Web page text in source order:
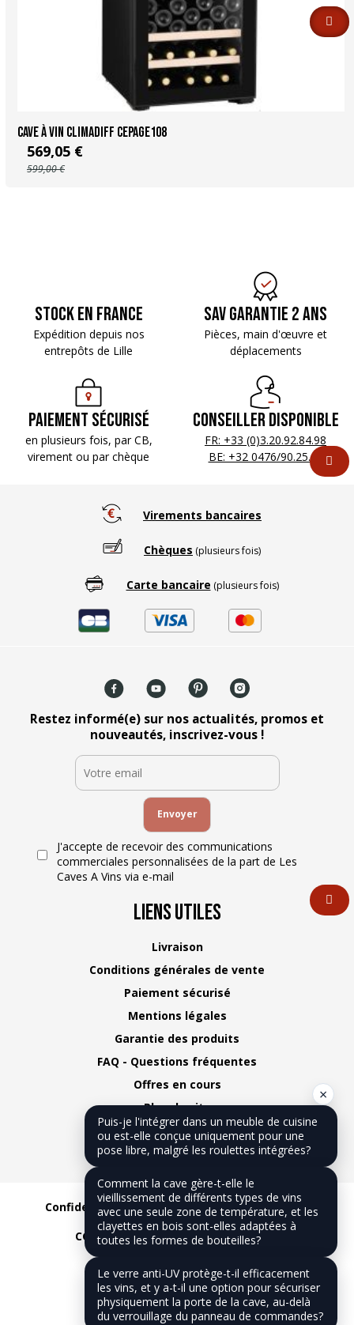
Cave à vin Climadiff CEPAGE108
569,05 €
599,00 €
Stock en France
Expédition depuis nos
entrepôts de Lille
SAV Garantie 2 ans
Pièces, main d'œuvre et
déplacements
Paiement sécurisé
en plusieurs fois, par CB,
virement ou par chèque
Conseiller disponible
FR: +33 (0)3.20.92.84.98
BE: +32 0476/90.25.69
Virements bancaires
Chèques (plusieurs fois)
Carte bancaire (plusieurs fois)
Restez informé(e) sur nos actualités, promos et
nouveautés, inscrivez-vous !
J'accepte de recevoir des communications
commerciales personnalisées de la part de Les
Caves A Vins via e-mail
Liens Utiles
Livraison
Conditions générales de vente
Paiement sécurisé
Mentions légales
Garantie des produits
FAQ - Questions fréquentes
Offres en cours
Plan du site
Nous contacter
Notre blog
Confidentialité Mentions légales
CGV
CGU
Réalisation :Dilios Interactive
×
Puis-je l'intégrer dans un meuble de cuisine
ou est-elle conçue uniquement pour une
pose libre, malgré les roulettes intégrées?
Comment la cave gère-t-elle le
vieillissement de différents types de vins
avec une seule zone de température, et les
clayettes en bois sont-elles adaptées à
toutes les formes de bouteilles?
Le verre anti-UV protège-t-il efficacement
les vins, et y a-t-il une option pour sécuriser
physiquement la porte de la cave, au-delà
du verrouillage du panneau de commandes?